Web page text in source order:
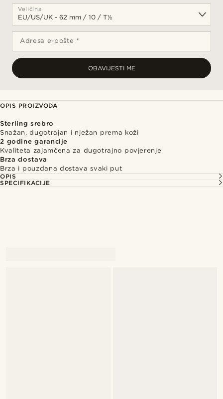
Veličina
Adresa e-pošte *
OBAVIJESTI ME
OPIS PROIZVODA
Sterling srebro
Snažan, dugotrajan i nježan prema koži
2 godine garancije
Kvaliteta zajamčena za dugotrajno povjerenje
Brza dostava
Brza i pouzdana dostava svaki put
OPIS
SPECIFIKACIJE